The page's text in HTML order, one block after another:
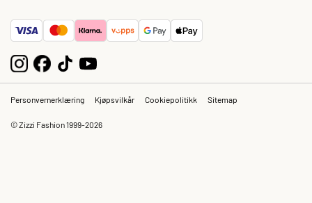
Personvernerklæring Kjøpsvilkår Cookiepolitikk Sitemap
© Zizzi Fashion 1999-2026